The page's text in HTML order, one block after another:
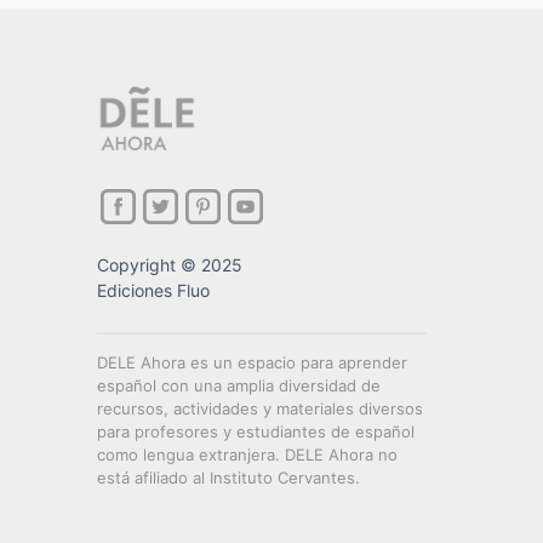
Copyright © 2025
Ediciones Fluo
DELE Ahora es un espacio para aprender
español con una amplia diversidad de
recursos, actividades y materiales diversos
para profesores y estudiantes de español
como lengua extranjera. DELE Ahora no
está afiliado al Instituto Cervantes.